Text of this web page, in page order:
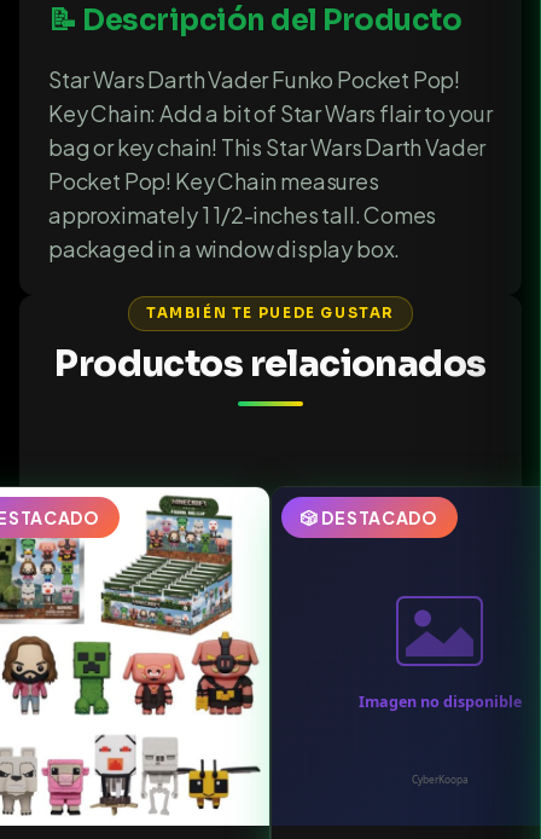
📝 Descripción del Producto
Star Wars Darth Vader Funko Pocket Pop!
Key Chain: Add a bit of Star Wars flair to your
bag or key chain! This Star Wars Darth Vader
Pocket Pop! Key Chain measures
approximately 1 1/2-inches tall. Comes
packaged in a window display box.
TAMBIÉN TE PUEDE GUSTAR
Productos relacionados
🎲 DESTACADO